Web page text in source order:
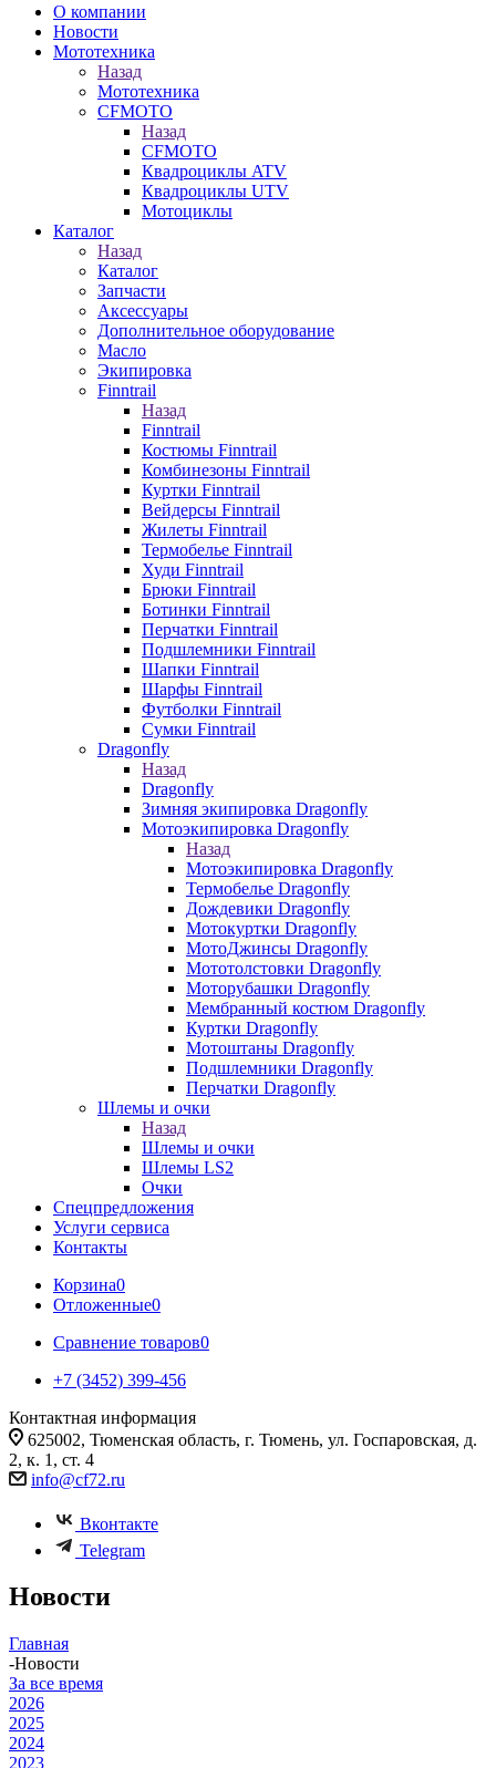
О компании
Новости
Мототехника
Назад
Мототехника
CFMOTO
Назад
CFMOTO
Квадроциклы ATV
Квадроциклы UTV
Мотоциклы
Каталог
Назад
Каталог
Запчасти
Аксессуары
Дополнительное оборудование
Масло
Экипировка
Finntrail
Назад
Finntrail
Костюмы Finntrail
Комбинезоны Finntrail
Куртки Finntrail
Вейдерсы Finntrail
Жилеты Finntrail
Термобелье Finntrail
Худи Finntrail
Брюки Finntrail
Ботинки Finntrail
Перчатки Finntrail
Подшлемники Finntrail
Шапки Finntrail
Шарфы Finntrail
Футболки Finntrail
Сумки Finntrail
Dragonfly
Назад
Dragonfly
Зимняя экипировка Dragonfly
Мотоэкипировка Dragonfly
Назад
Мотоэкипировка Dragonfly
Термобелье Dragonfly
Дождевики Dragonfly
Мотокуртки Dragonfly
МотоДжинсы Dragonfly
Мототолстовки Dragonfly
Моторубашки Dragonfly
Мембранный костюм Dragonfly
Куртки Dragonfly
Мотоштаны Dragonfly
Подшлемники Dragonfly
Перчатки Dragonfly
Шлемы и очки
Назад
Шлемы и очки
Шлемы LS2
Очки
Спецпредложения
Услуги сервиса
Контакты
Корзина0
Отложенные0
Сравнение товаров0
+7 (3452) 399-456
Контактная информация
625002, Тюменская область, г. Тюмень, ул. Госпаровская, д.
2, к. 1, ст. 4
info@cf72.ru
Вконтакте
Telegram
Новости
Главная
-Новости
За все время
2026
2025
2024
2023